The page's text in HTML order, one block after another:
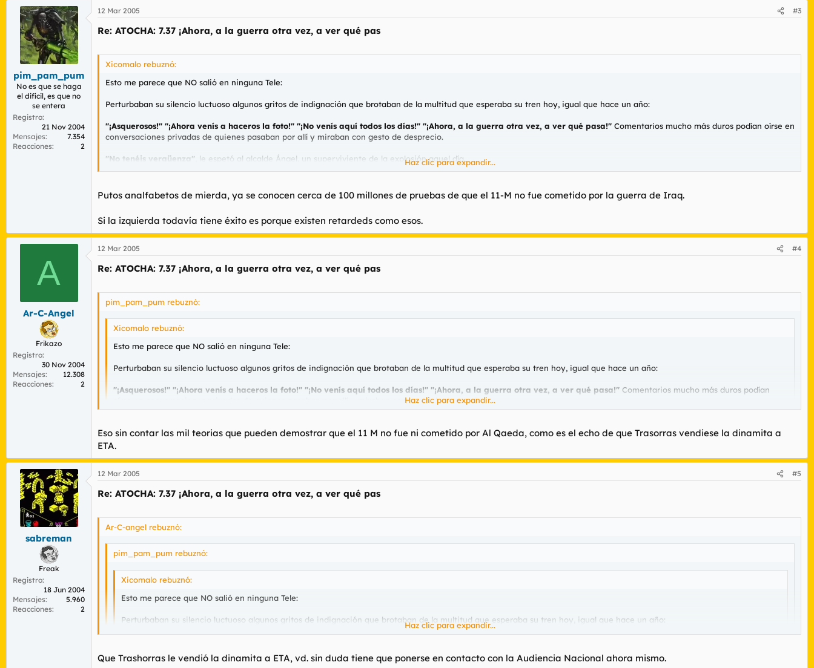
pim_pam_pum
No es que se haga
el dificil, es que no
se entera
Registro
21 Nov 2004
Mensajes
7.354
Reacciones
2
12 Mar 2005 #3
Re: ATOCHA: 7.37 ¡Ahora, a la guerra otra vez, a ver qué pas
Xicomalo rebuznó:
Esto me parece que NO salió en ninguna Tele:
Perturbaban su silencio luctuoso algunos gritos de indignación que brotaban de la multitud que esperaba su tren hoy, igual que hace un año:
"¡Asquerosos!" "¡Ahora venís a haceros la foto!" "¡No venís aquí todos los días!" "¡Ahora, a la guerra otra vez, a ver qué pasa!" Comentarios mucho más duros podían oírse en
conversaciones privadas de quienes pasaban por allí y miraban con gesto de desprecio.
"No tenéis vergüenza" , le espetó al alcalde Ángel, un superviviente de la explosión aquel día.
Haz clic para expandir...
Putos analfabetos de mierda, ya se conocen cerca de 100 millones de pruebas de que el 11-M no fue cometido por la guerra de Iraq.
Si la izquierda todavía tiene éxito es porque existen retardeds como esos.
A
Ar-C-Angel
Frikazo
Registro
30 Nov 2004
Mensajes
12.308
Reacciones
2
12 Mar 2005 #4
Re: ATOCHA: 7.37 ¡Ahora, a la guerra otra vez, a ver qué pas
pim_pam_pum rebuznó:
Xicomalo rebuznó:
Esto me parece que NO salió en ninguna Tele:
Perturbaban su silencio luctuoso algunos gritos de indignación que brotaban de la multitud que esperaba su tren hoy, igual que hace un año:
"¡Asquerosos!" "¡Ahora venís a haceros la foto!" "¡No venís aquí todos los días!" "¡Ahora, a la guerra otra vez, a ver qué pasa!" Comentarios mucho más duros podían
oírse en conversaciones privadas de quienes pasaban por allí y miraban con gesto de desprecio.
Putos analfabetos de mierda, ya se conocen cerca de 100 millones de pruebas de que el 11-M no fue cometido por la guerra de Iraq.
Si la izquierda todavía tiene éxito es porque existen retardeds como esos.
Haz clic para expandir...
Eso sin contar las mil teorias que pueden demostrar que el 11 M no fue ni cometido por Al Qaeda, como es el echo de que Trasorras vendiese la dinamita a
ETA.
sabreman
Freak
Registro
18 Jun 2004
Mensajes
5.960
Reacciones
2
12 Mar 2005 #5
Re: ATOCHA: 7.37 ¡Ahora, a la guerra otra vez, a ver qué pas
Ar-C-angel rebuznó:
pim_pam_pum rebuznó:
Xicomalo rebuznó:
Esto me parece que NO salió en ninguna Tele:
Perturbaban su silencio luctuoso algunos gritos de indignación que brotaban de la multitud que esperaba su tren hoy, igual que hace un año:
oírse en conversaciones privadas de quienes pasaban por allí y miraban con gesto de desprecio.
Haz clic para expandir...
Que Trashorras le vendió la dinamita a ETA, vd. sin duda tiene que ponerse en contacto con la Audiencia Nacional ahora mismo.